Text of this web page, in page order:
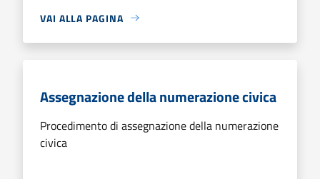
VAI ALLA PAGINA
Assegnazione della numerazione civica
Procedimento di assegnazione della numerazione
civica